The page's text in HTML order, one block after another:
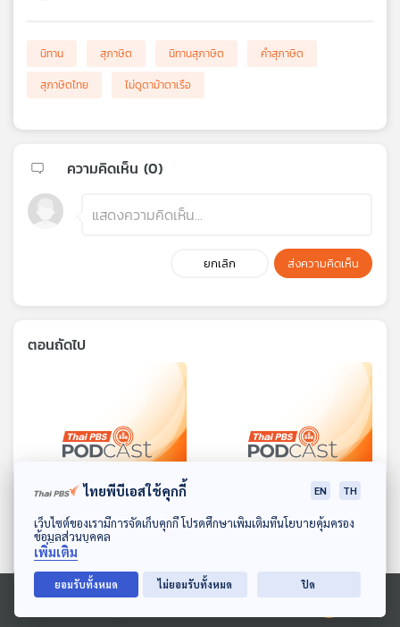
ดาวน์โหลด Thai PBS Podcast Application
Ⓒ 2020 องค์การกระจายเสียงและแพร่ภาพสาธารณะแห่งประเทศไทย
นิทาน สุภาษิต นิทานสุภาษิต
คำสุภาษิต
สุภาษิตไทย
ไม่ดูตาม้าตาเรือ
ความคิดเห็น (0)
ยกเลิก ส่งความคิดเห็น
ตอนถัดไป
27:33
EP. 15: สั่งขี้มูก
นิทานสุภาษิต
27:33
ไทยพีบีเอสใช้คุกกี้ EN TH
เว็บไซต์ของเรามีการจัดเก็บคุกกี้ โปรดศึกษาเพิ่มเติมที่นโยบายคุ้มครอง
ข้อมูลส่วนบุคคล
เพิ่มเติม
ยอมรับทั้งหมด ไม่ยอมรับทั้งหมด ปิด